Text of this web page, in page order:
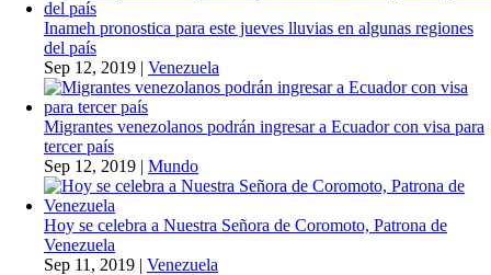
Inameh pronostica para este jueves lluvias en algunas regiones
del país
Sep 12, 2019 | Venezuela
Migrantes venezolanos podrán ingresar a Ecuador con visa para
tercer país
Sep 12, 2019 | Mundo
Hoy se celebra a Nuestra Señora de Coromoto, Patrona de
Venezuela
Sep 11, 2019 | Venezuela